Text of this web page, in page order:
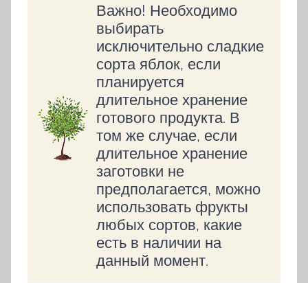
Важно! Необходимо
выбирать
исключительно сладкие
сорта яблок, если
планируется
длительное хранение
готового продукта. В
том же случае, если
длительное хранение
заготовки не
предполагается, можно
использовать фрукты
любых сортов, какие
есть в наличии на
данный момент.